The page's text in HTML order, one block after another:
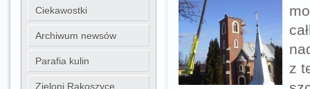
z
Ciekawostki
Archiwum newsów
Parafia kulin
Zieloni Rakoszyce